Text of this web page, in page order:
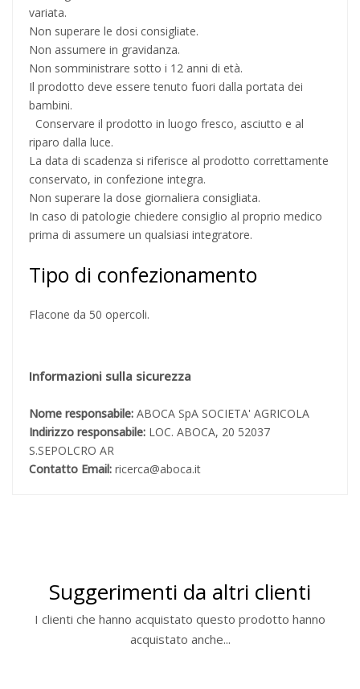
variata.
Non superare le dosi consigliate.
Non assumere in gravidanza.
Non somministrare sotto i 12 anni di età.
Il prodotto deve essere tenuto fuori dalla portata dei
bambini.
Conservare il prodotto in luogo fresco, asciutto e al
riparo dalla luce.
La data di scadenza si riferisce al prodotto correttamente
conservato, in confezione integra.
Non superare la dose giornaliera consigliata.
In caso di patologie chiedere consiglio al proprio medico
prima di assumere un qualsiasi integratore.
Tipo di confezionamento
Flacone da 50 opercoli.
Informazioni sulla sicurezza
Nome responsabile: ABOCA SpA SOCIETA' AGRICOLA
Indirizzo responsabile: LOC. ABOCA, 20 52037
S.SEPOLCRO AR
Contatto Email: ricerca@aboca.it
Suggerimenti da altri clienti
I clienti che hanno acquistato questo prodotto hanno
acquistato anche...